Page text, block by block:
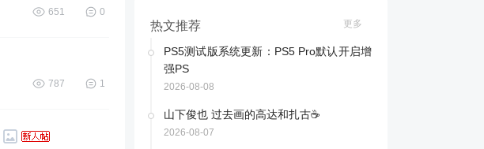
651 0
787 1
热文推荐 更多
PS5测试版系统更新：PS5 Pro默认开启增
强PS
2026-08-08
山下俊也 过去画的高达和扎古☕️ ​​​
2026-08-07